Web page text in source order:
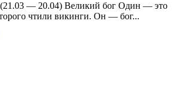
— 20.04) Великий бог Один — это
чтили викинги. Он — бог...